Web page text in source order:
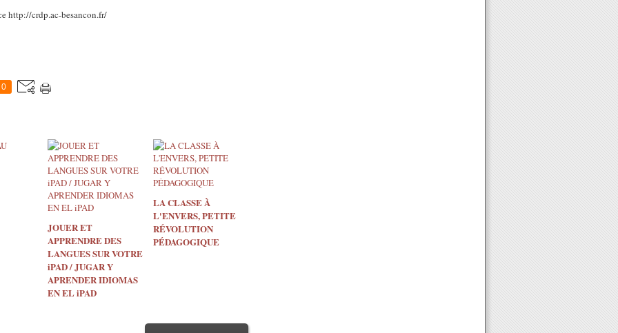
http://crdp.ac-besancon.fr/
0
JOUER ET
APPRENDRE DES
LANGUES SUR VOTRE
iPAD / JUGAR Y
APRENDER IDIOMAS
EN EL iPAD
LA CLASSE À
L'ENVERS, PETITE
RÉVOLUTION
PÉDAGOGIQUE